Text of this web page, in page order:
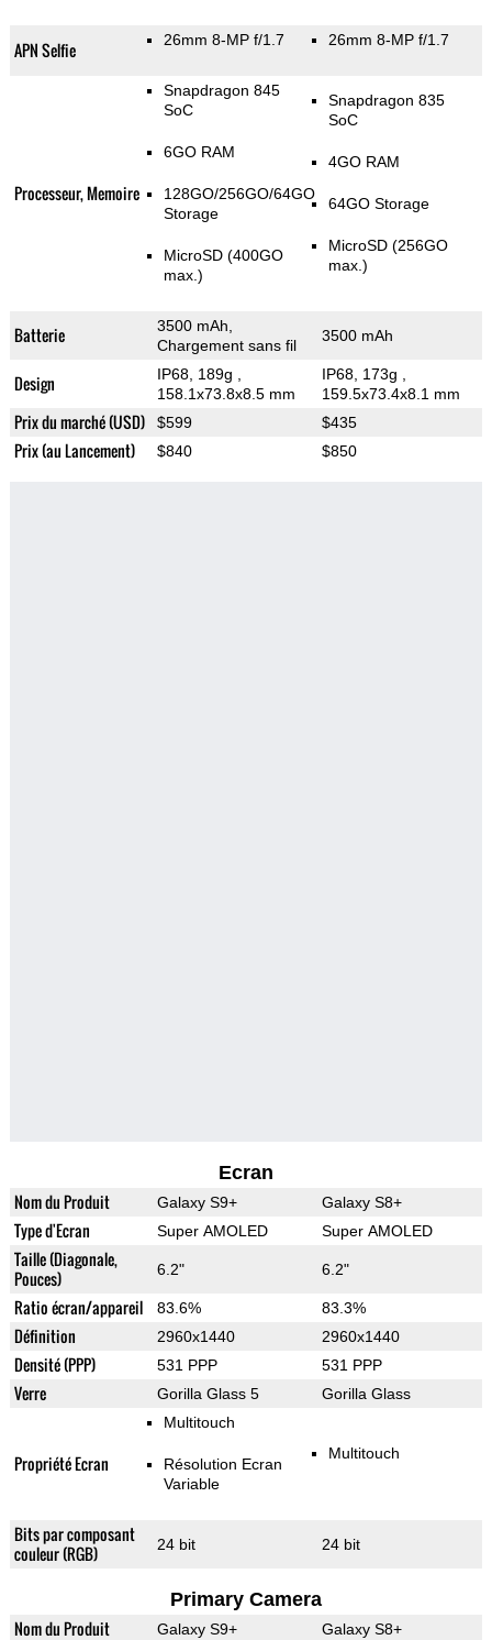
APN Selfie 26mm 8-MP f/1.7 26mm 8-MP f/1.7
Processeur, Memoire
Snapdragon 845
SoC
6GO RAM
128GO/256GO/64GO
Storage
MicroSD (400GO
max.)
Snapdragon 835
SoC
4GO RAM
64GO Storage
MicroSD (256GO
max.)
Batterie
3500 mAh,
Chargement sans fil
3500 mAh
Design IP68, 189g
158.1x73.8x8.5 mm
IP68, 173g
159.5x73.4x8.1 mm
Prix du marché (USD) $599 $435
Prix (au Lancement) $840 $850
Ecran
Nom du Produit Galaxy S9+ Galaxy S8+
Type d'Ecran Super AMOLED Super AMOLED
Taille (Diagonale,
Pouces)
6.2" 6.2"
Ratio écran/appareil 83.6% 83.3%
Définition 2960x1440 2960x1440
Densité (PPP) 531 PPP 531 PPP
Verre Gorilla Glass 5 Gorilla Glass
Propriété Ecran
Multitouch
Résolution Ecran
Variable
Multitouch
Bits par composant
couleur (RGB)
24 bit 24 bit
Primary Camera
Nom du Produit Galaxy S9+ Galaxy S8+